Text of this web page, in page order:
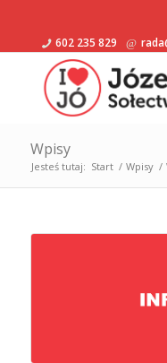
602 235 829
Wpisy
Jesteś tutaj: Start / Wpisy /